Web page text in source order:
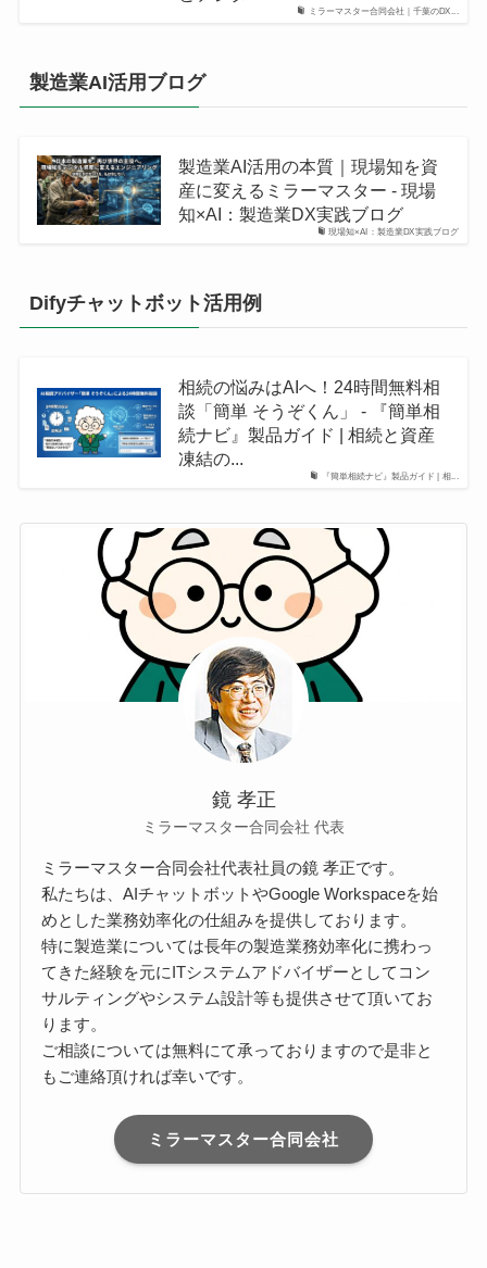
ミラーマスター合同会社｜千葉のDX...
製造業AI活用ブログ
現場知×AI：製造業DX実践ブログ
製造業AI活用の本質｜現場知を資
産に変えるミラーマスター - 現場
知×AI：製造業DX実践ブログ
Difyチャットボット活用例
『簡単相続ナビ』製品ガイド | 相...
相続の悩みはAIへ！24時間無料相
談「簡単 そうぞくん」 - 『簡単相
続ナビ』製品ガイド | 相続と資産
凍結の...
鏡 孝正
ミラーマスター合同会社 代表
ミラーマスター合同会社代表社員の鏡 孝正です。
私たちは、AIチャットボットやGoogle Workspaceを始
めとした業務効率化の仕組みを提供しております。
特に製造業については長年の製造業務効率化に携わっ
てきた経験を元にITシステムアドバイザーとしてコン
サルティングやシステム設計等も提供させて頂いてお
ります。
ご相談については無料にて承っておりますので是非と
もご連絡頂ければ幸いです。
ミラーマスター合同会社